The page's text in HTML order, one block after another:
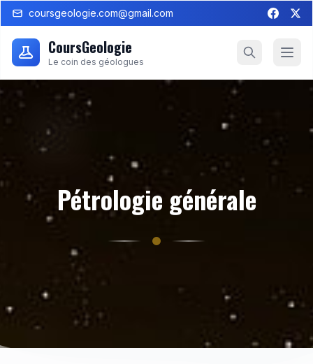
coursgeologie.com@gmail.com
CoursGeologie
Le coin des géologues
Pétrologie générale